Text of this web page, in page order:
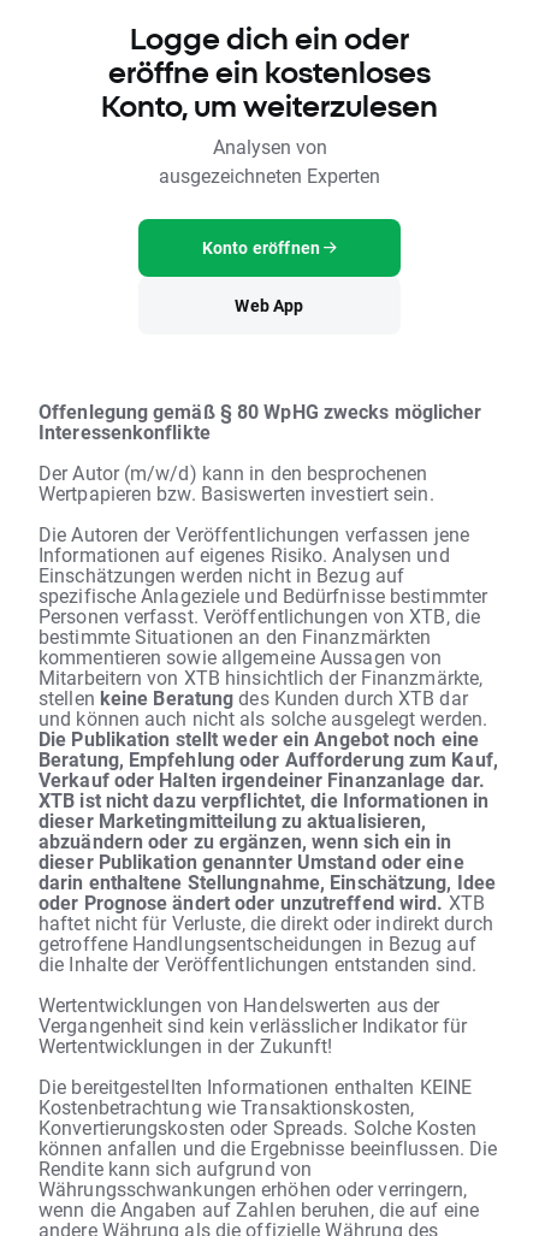
Logge dich ein oder
eröffne ein kostenloses
Konto, um weiterzulesen
Analysen von
ausgezeichneten Experten
Konto eröffnen
Web App
Offenlegung gemäß § 80 WpHG zwecks möglicher
Interessenkonflikte
Der Autor (m/w/d) kann in den besprochenen
Wertpapieren bzw. Basiswerten investiert sein.
Die Autoren der Veröffentlichungen verfassen jene
Informationen auf eigenes Risiko. Analysen und
Einschätzungen werden nicht in Bezug auf
spezifische Anlageziele und Bedürfnisse bestimmter
Personen verfasst. Veröffentlichungen von XTB, die
bestimmte Situationen an den Finanzmärkten
kommentieren sowie allgemeine Aussagen von
Mitarbeitern von XTB hinsichtlich der Finanzmärkte,
stellen keine Beratungdes Kunden durch XTB dar
und können auch nicht als solche ausgelegt werden.
Die Publikation stellt weder ein Angebot noch eine
Beratung, Empfehlung oder Aufforderung zum Kauf,
Verkauf oder Halten irgendeiner Finanzanlage dar.
XTB ist nicht dazu verpflichtet, die Informationen in
dieser Marketingmitteilung zu aktualisieren,
abzuändern oder zu ergänzen, wenn sich ein in
dieser Publikation genannter Umstand oder eine
darin enthaltene Stellungnahme, Einschätzung, Idee
oder Prognose ändert oder unzutreffend wird. XTB
haftet nicht für Verluste, die direkt oder indirekt durch
getroffene Handlungsentscheidungen in Bezug auf
die Inhalte der Veröffentlichungen entstanden sind.
Wertentwicklungen von Handelswerten aus der
Vergangenheit sind kein verlässlicher Indikator für
Wertentwicklungen in der Zukunft!
Die bereitgestellten Informationen enthalten KEINE
Kostenbetrachtung wie Transaktionskosten,
Konvertierungskosten oder Spreads. Solche Kosten
können anfallen und die Ergebnisse beeinflussen. Die
Rendite kann sich aufgrund von
Währungsschwankungen erhöhen oder verringern,
wenn die Angaben auf Zahlen beruhen, die auf eine
andere Währung als die offizielle Währung des